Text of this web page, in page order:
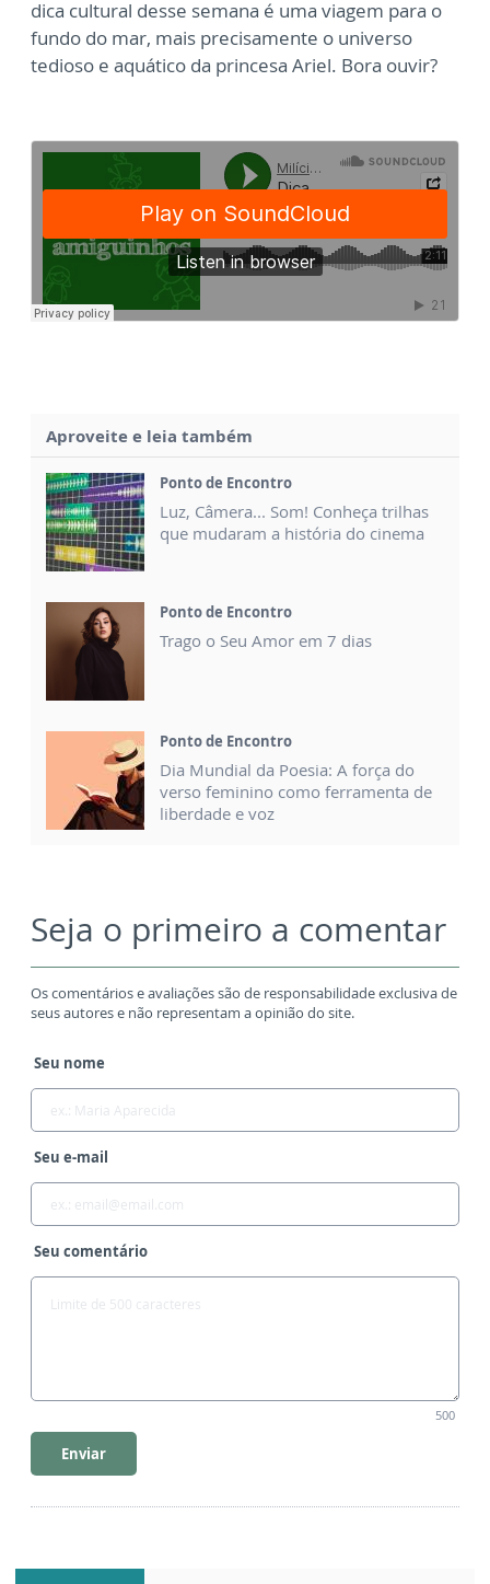
dica cultural desse semana é uma viagem para o
fundo do mar, mais precisamente o universo
tedioso e aquático da princesa Ariel. Bora ouvir?
Aproveite e leia também
Ponto de Encontro
Luz, Câmera... Som! Conheça trilhas
que mudaram a história do cinema
Ponto de Encontro
Trago o Seu Amor em 7 dias
Ponto de Encontro
Dia Mundial da Poesia: A força do
verso feminino como ferramenta de
liberdade e voz
Seja o primeiro a comentar
Os comentários e avaliações são de responsabilidade exclusiva de
seus autores e não representam a opinião do site.
Seu nome
Seu e-mail
Seu comentário
500
Enviar